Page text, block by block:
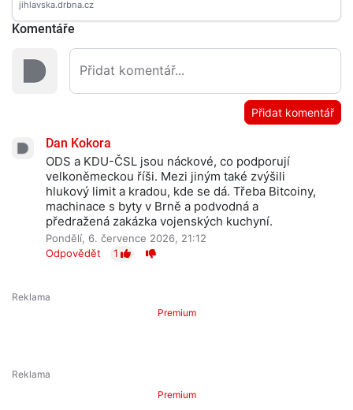
Komentáře
Přidat komentář
Dan Kokora
ODS a KDU-ČSL jsou náckové, co podporují
velkoněmeckou říši. Mezi jiným také zvýšili
hlukový limit a kradou, kde se dá. Třeba Bitcoiny,
machinace s byty v Brně a podvodná a
předražená zakázka vojenských kuchyní.
Pondělí, 6. července 2026, 21:12
Odpovědět
1
Premium
Premium